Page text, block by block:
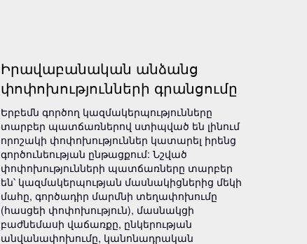
Իրավաբանական անձանց
փոփոխությունների գրանցումը
Երբեմն գործող կազմակերպությունները
տարբեր պատճառներով ստիպված են լինում
որոշակի փոփոխություններ կատարել իրենց
գործունեության ընթացքում: Նշված
փոփոխությունների պատճառները տարբեր
են՝ կազմակերպության մասնակիցներից մեկի
մահը, գործադիր մարմնի տեղափոխումը
(հասցեի փոփոխություն), մասնակցի
բաժնեմասի վաճառքը, ընկերության
անվանափոխումը, կանոնադրական